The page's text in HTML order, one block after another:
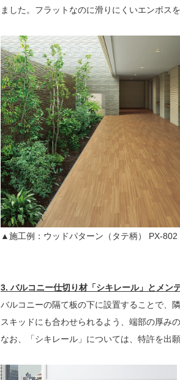
ました。フラットなのに滑りにくいエンボス
▲施工例：ウッドパターン（タテ柄） PX-802
3. バルコニー仕切り材「シキレール」とメン
バルコニーの隔て板の下に設置することで、
スキッドにも合わせられるよう、端部の厚み
なお、「シキレール」については、特許を出願